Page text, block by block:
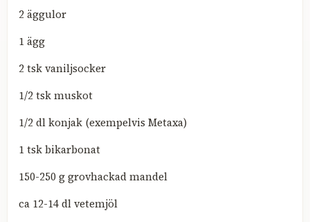
2 äggulor
1 ägg
2 tsk vaniljsocker
1/2 tsk muskot
1/2 dl konjak (exempelvis Metaxa)
1 tsk bikarbonat
150-250 g grovhackad mandel
ca 12-14 dl vetemjöl